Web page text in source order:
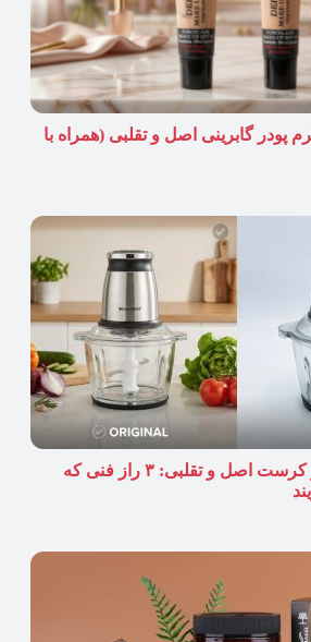
پودر گابرینی اصل و تقلبی (همراه با
فرق خردکن سیلور کرست اصل و تقلبی: ۳ راز فنی که